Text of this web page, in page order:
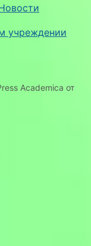
учреждении
Academica от